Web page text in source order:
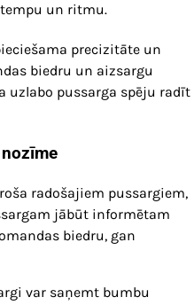
tempu un ritmu.
precizitāte un
biedru un aizsargu
uzlabo pussarga spēju radīt
radošajiem pussargiem,
jābūt informētam
biedru, gan
var saņemt bumbu